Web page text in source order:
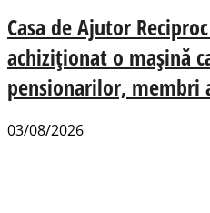
Casa de Ajutor
achiziționat o mașină
pensionarilor, membri
03/08/2026